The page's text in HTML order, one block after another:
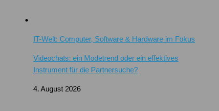
IT-Welt: Computer, Software & Hardware im Fokus
Videochats: ein Modetrend oder ein effektives
Instrument für die Partnersuche?
4. August 2026